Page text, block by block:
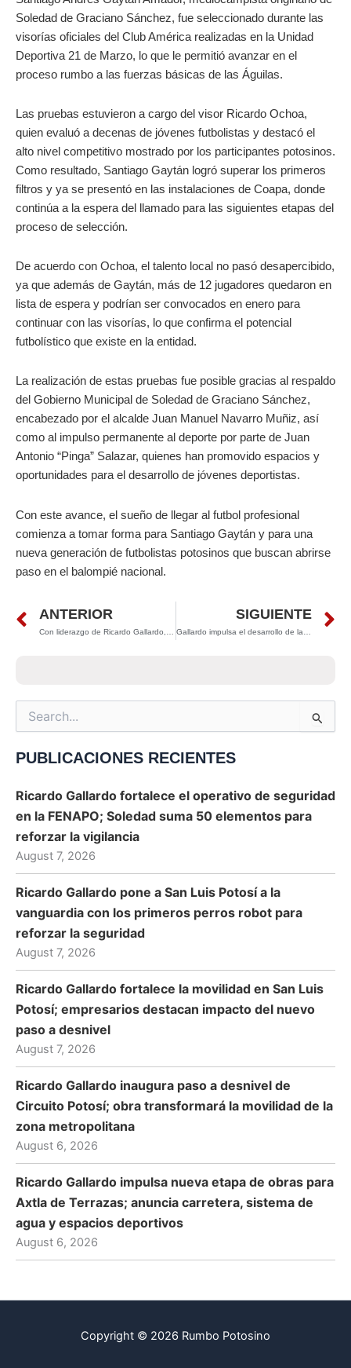
Soledad de Graciano Sánchez, fue seleccionado durante las
visorías oficiales del Club América realizadas en la Unidad
Deportiva 21 de Marzo, lo que le permitió avanzar en el
proceso rumbo a las fuerzas básicas de las Águilas.
Las pruebas estuvieron a cargo del visor Ricardo Ochoa,
quien evaluó a decenas de jóvenes futbolistas y destacó el
alto nivel competitivo mostrado por los participantes potosinos.
Como resultado, Santiago Gaytán logró superar los primeros
filtros y ya se presentó en las instalaciones de Coapa, donde
continúa a la espera del llamado para las siguientes etapas del
proceso de selección.
De acuerdo con Ochoa, el talento local no pasó desapercibido,
ya que además de Gaytán, más de 12 jugadores quedaron en
lista de espera y podrían ser convocados en enero para
continuar con las visorías, lo que confirma el potencial
futbolístico que existe en la entidad.
La realización de estas pruebas fue posible gracias al respaldo
del Gobierno Municipal de Soledad de Graciano Sánchez,
encabezado por el alcalde Juan Manuel Navarro Muñiz, así
como al impulso permanente al deporte por parte de Juan
Antonio “Pinga” Salazar, quienes han promovido espacios y
oportunidades para el desarrollo de jóvenes deportistas.
Con este avance, el sueño de llegar al futbol profesional
comienza a tomar forma para Santiago Gaytán y para una
nueva generación de futbolistas potosinos que buscan abrirse
paso en el balompié nacional.
Prev
ANTERIOR SIGUIENTE
Search
for:
PUBLICACIONES RECIENTES
Ricardo Gallardo fortalece el operativo de seguridad
en la FENAPO; Soledad suma 50 elementos para
reforzar la vigilancia
August 7, 2026
Ricardo Gallardo pone a San Luis Potosí a la
vanguardia con los primeros perros robot para
reforzar la seguridad
August 7, 2026
Ricardo Gallardo fortalece la movilidad en San Luis
Potosí; empresarios destacan impacto del nuevo
paso a desnivel
August 7, 2026
Ricardo Gallardo inaugura paso a desnivel de
Circuito Potosí; obra transformará la movilidad de la
zona metropolitana
August 6, 2026
Ricardo Gallardo impulsa nueva etapa de obras para
Axtla de Terrazas; anuncia carretera, sistema de
agua y espacios deportivos
August 6, 2026
Copyright © 2026 Rumbo Potosino